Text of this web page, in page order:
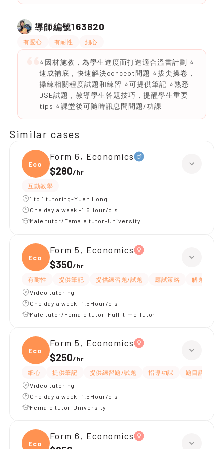
導師編號163820
有愛心 有耐性 細心
⭐️因材施教，為學生進度而打造適合溫書計劃 ⭐️
速成補底，快速解決concept問題 ⭐️拔尖操卷，
操練相關程度試題和練習 ⭐️可提供筆記 ⭐️熟悉
DSE試題，教導學生答題技巧，提醒學生重要
tips ⭐️課堂後可隨時訊息問問題/功課
Similar cases
Econ
Form 6, Economics
$280/hr
互動教學
1 to 1 tutoring-Yuen Long
One day a week -1.5Hour/cls
Male tutor/Female tutor-University
Econ
Form 5, Economics
$350/hr
有耐性 提供筆記 提供練習題/試題 應試策略
解題思路
Video tutoring
One day a week -1.5Hour/cls
Male tutor/Female tutor-Full-time Tutor
Econ
Form 5, Economics
$250/hr
細心 提供筆記 提供練習題/試題 指導功課 題目講解
Video tutoring
One day a week -1.5Hour/cls
Female tutor-University
Econ
Form 6, Economics